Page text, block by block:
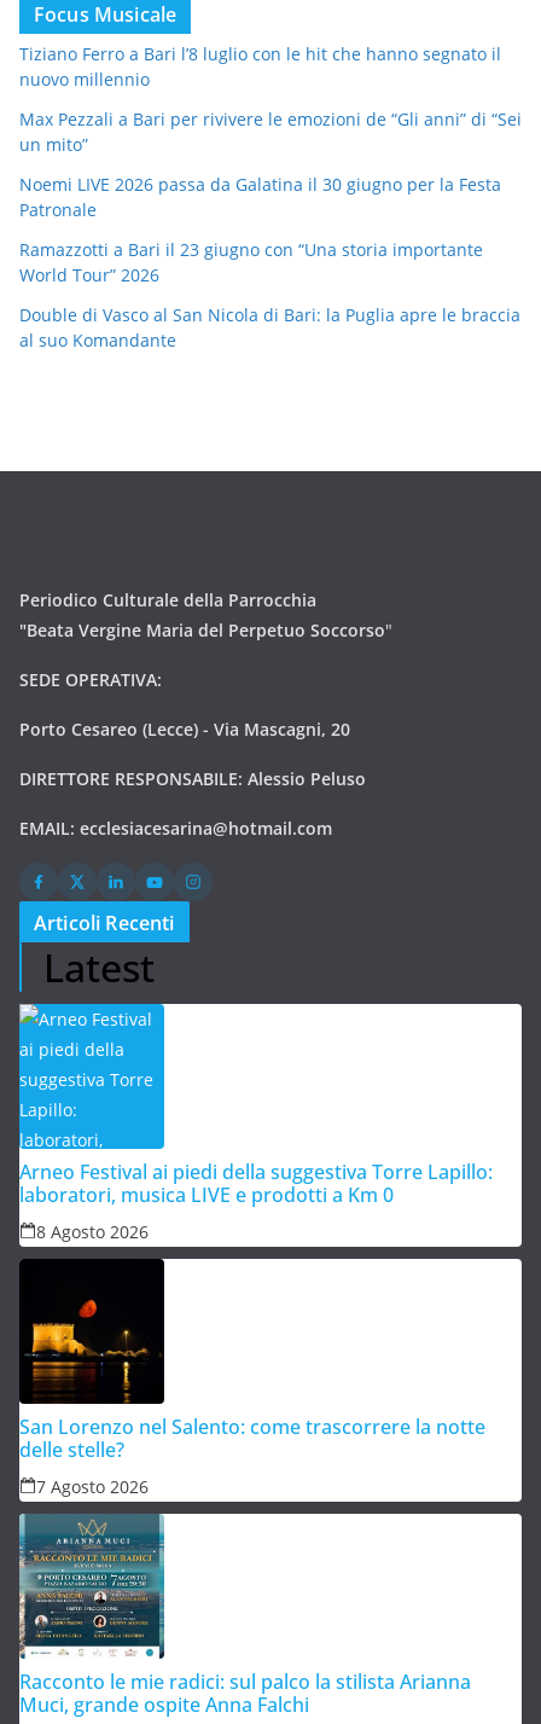
Focus Musicale
Tiziano Ferro a Bari l’8 luglio con le hit che hanno segnato il
nuovo millennio
Max Pezzali a Bari per rivivere le emozioni de “Gli anni” di “Sei
un mito”
Noemi LIVE 2026 passa da Galatina il 30 giugno per la Festa
Patronale
Ramazzotti a Bari il 23 giugno con “Una storia importante
World Tour” 2026
Double di Vasco al San Nicola di Bari: la Puglia apre le braccia
al suo Komandante
Periodico Culturale della Parrocchia
"Beata Vergine Maria del Perpetuo Soccorso"
SEDE OPERATIVA:
Porto Cesareo (Lecce) - Via Mascagni, 20
DIRETTORE RESPONSABILE: Alessio Peluso
EMAIL: ecclesiacesarina@hotmail.com
Articoli Recenti
Latest
Arneo Festival ai piedi della suggestiva Torre Lapillo:
laboratori, musica LIVE e prodotti a Km 0
8 Agosto 2026
San Lorenzo nel Salento: come trascorrere la notte
delle stelle?
7 Agosto 2026
Racconto le mie radici: sul palco la stilista Arianna
Muci, grande ospite Anna Falchi